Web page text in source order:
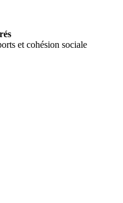
et cohésion sociale